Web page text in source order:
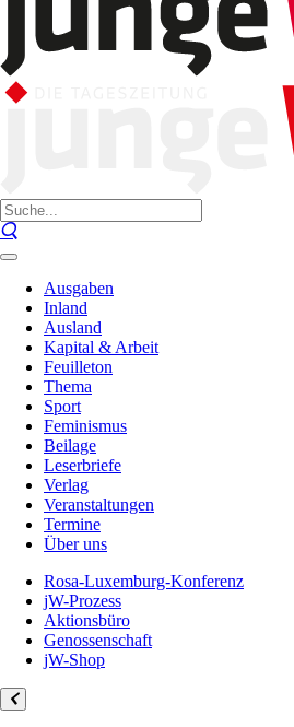
Ausgaben
Inland
Ausland
Kapital & Arbeit
Feuilleton
Thema
Sport
Feminismus
Beilage
Leserbriefe
Verlag
Veranstaltungen
Termine
Über uns
Rosa-Luxemburg-Konferenz
jW-Prozess
Aktionsbüro
Genossenschaft
jW-Shop